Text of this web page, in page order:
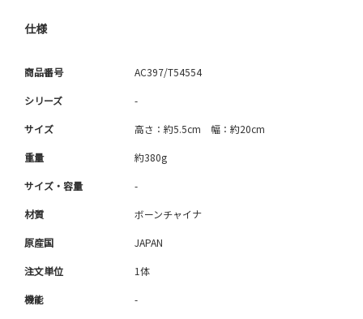
仕様
商品番号 AC397/T54554
シリーズ -
サイズ 高さ：約5.5cm 幅：約20cm
重量 約380g
サイズ・容量 -
材質 ボーンチャイナ
原産国 JAPAN
注文単位 1体
機能 -